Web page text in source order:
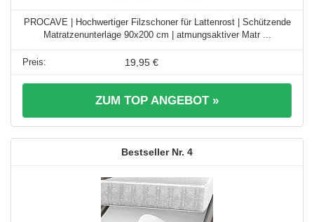
PROCAVE | Hochwertiger Filzschoner für Lattenrost | Schützende
Matratzenunterlage 90x200 cm | atmungsaktiver Matr ...
19,95 €
ZUM TOP ANGEBOT »
4